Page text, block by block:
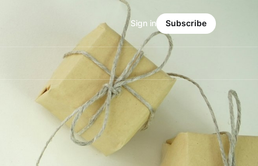
Sign in Subscribe